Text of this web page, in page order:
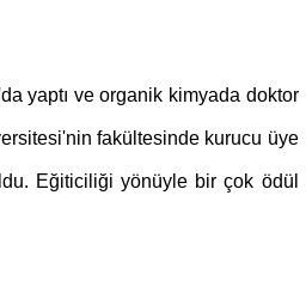
yaptı ve organik kimyada doktor
fakültesinde kurucu üye
Eğiticiliği yönüyle bir çok ödül